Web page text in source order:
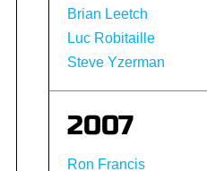
Brian Leetch
Luc Robitaille
Steve Yzerman
2007
Ron Francis